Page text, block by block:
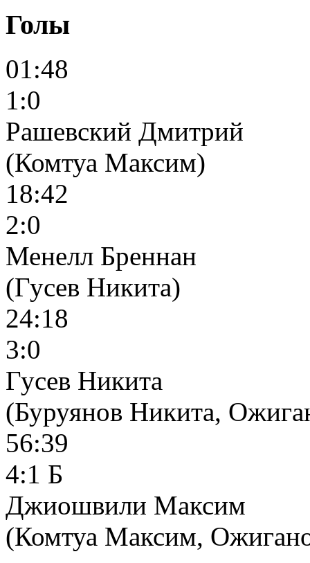
Голы
01:48
1:0
Рашевский Дмитрий
(Комтуа Максим)
18:42
2:0
Менелл Бреннан
(Гусев Никита)
24:18
3:0
Гусев Никита
(Буруянов Никита,
56:39
4:1 Б
Джиошвили Максим
(Комтуа Максим,